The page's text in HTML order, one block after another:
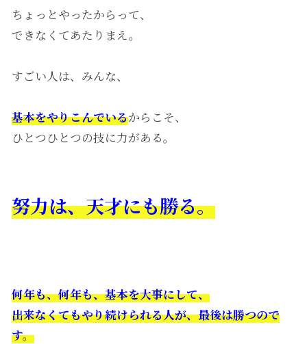
ちょっとやったからって、
できなくてあたりまえ。
すごい人は、みんな、
基本をやりこんでいるからこそ、
ひとつひとつの技に力がある。
努力は、天才にも勝る。
何年も、何年も、基本を大事にして、
出来なくてもやり続けられる人が、最後は勝つので
す。